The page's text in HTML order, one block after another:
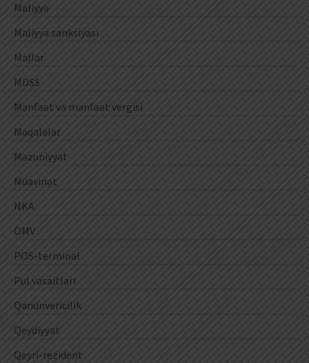
Maliyyə
Maliyyə sanksiyası
Mallar
MDSS
Mənfəət və mənfəət vergisi
Məqalələr
Məzuniyyət
Müavinət
NKA
ÖMV
POS-terminal
Pul vəsaitləri
Qanunvericilik
Qeydiyyat
Qeyri-rezident